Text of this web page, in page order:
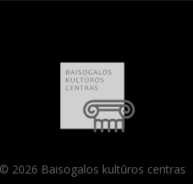
© 2026 Baisogalos kultūros centras